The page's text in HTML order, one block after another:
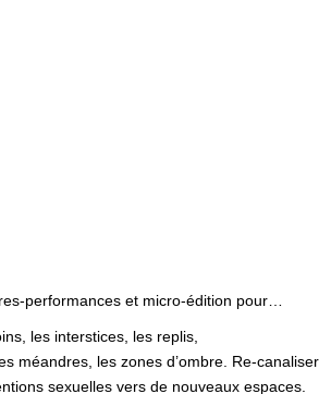
performances et micro-édition pour…
les interstices, les replis,
méandres, les zones d’ombre. Re-
sexuelles vers de nouveaux espaces.